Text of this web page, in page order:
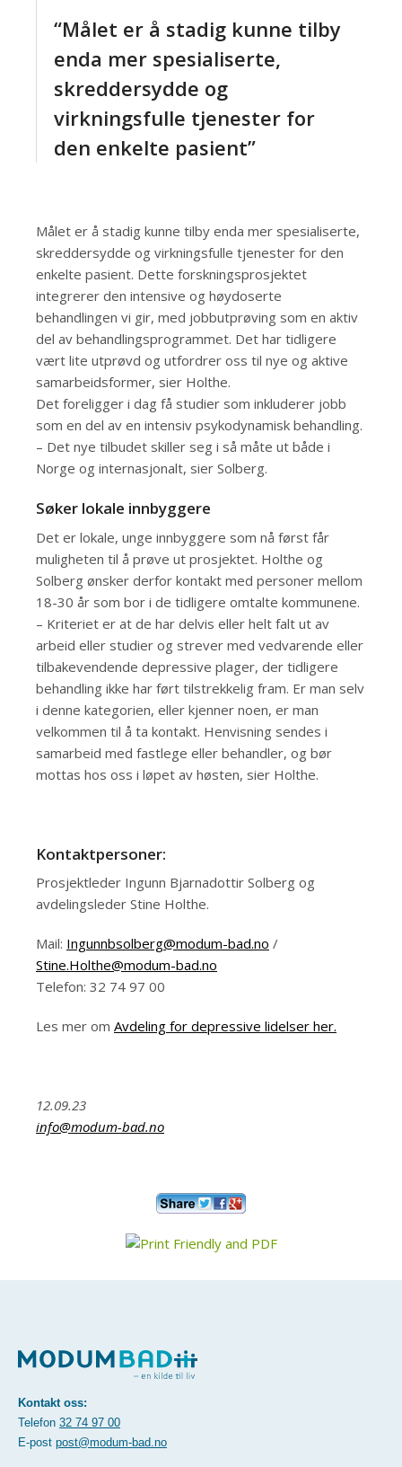
“Målet er å stadig kunne tilby
enda mer spesialiserte,
skreddersydde og
virkningsfulle tjenester for
den enkelte pasient”
Målet er å stadig kunne tilby enda mer spesialiserte,
skreddersydde og virkningsfulle tjenester for den
enkelte pasient. Dette forskningsprosjektet
integrerer den intensive og høydoserte
behandlingen vi gir, med jobbutprøving som en aktiv
del av behandlingsprogrammet. Det har tidligere
vært lite utprøvd og utfordrer oss til nye og aktive
samarbeidsformer, sier Holthe.
Det foreligger i dag få studier som inkluderer jobb
som en del av en intensiv psykodynamisk behandling.
– Det nye tilbudet skiller seg i så måte ut både i
Norge og internasjonalt, sier Solberg.
Søker lokale innbyggere
Det er lokale, unge innbyggere som nå først får
muligheten til å prøve ut prosjektet. Holthe og
Solberg ønsker derfor kontakt med personer mellom
18-30 år som bor i de tidligere omtalte kommunene.
– Kriteriet er at de har delvis eller helt falt ut av
arbeid eller studier og strever med vedvarende eller
tilbakevendende depressive plager, der tidligere
behandling ikke har ført tilstrekkelig fram. Er man selv
i denne kategorien, eller kjenner noen, er man
velkommen til å ta kontakt. Henvisning sendes i
samarbeid med fastlege eller behandler, og bør
mottas hos oss i løpet av høsten, sier Holthe.
Kontaktpersoner:
Prosjektleder Ingunn Bjarnadottir Solberg og
avdelingsleder Stine Holthe.
Mail: Ingunnbsolberg@modum-bad.no /
Stine.Holthe@modum-bad.no
Telefon: 32 74 97 00
Les mer om Avdeling for depressive lidelser her.
12.09.23
info@modum-bad.no
Kontakt oss:
Telefon 32 74 97 00
E-post post@modum-bad.no